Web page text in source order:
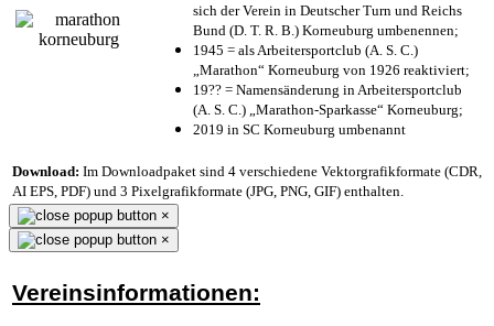
sich der Verein in Deutscher Turn und Reichs
Bund (D. T. R. B.) Korneuburg umbenennen;
1945 = als Arbeitersportclub (A. S. C.)
„Marathon“ Korneuburg von 1926 reaktiviert;
19?? = Namensänderung in Arbeitersportclub
(A. S. C.) „Marathon-Sparkasse“ Korneuburg;
2019 in SC Korneuburg umbenannt
Download: Im Downloadpaket sind 4 verschiedene Vektorgrafikformate (CDR,
AI EPS, PDF) und 3 Pixelgrafikformate (JPG, PNG, GIF) enthalten.
×
×
Vereinsinformationen: